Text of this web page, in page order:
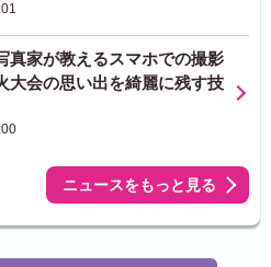
真家が教えるスマホでの撮影
会の思い出を綺麗に残す技
ニュースをもっと見る